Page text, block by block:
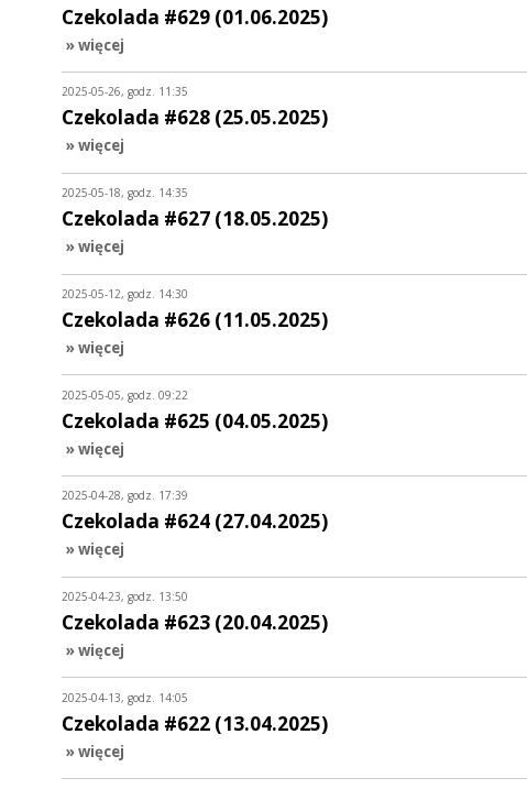
Czekolada #629 (01.06.2025)
» więcej
2025-05-26, godz. 11:35
Czekolada #628 (25.05.2025)
» więcej
2025-05-18, godz. 14:35
Czekolada #627 (18.05.2025)
» więcej
2025-05-12, godz. 14:30
Czekolada #626 (11.05.2025)
» więcej
2025-05-05, godz. 09:22
Czekolada #625 (04.05.2025)
» więcej
2025-04-28, godz. 17:39
Czekolada #624 (27.04.2025)
» więcej
2025-04-23, godz. 13:50
Czekolada #623 (20.04.2025)
» więcej
2025-04-13, godz. 14:05
Czekolada #622 (13.04.2025)
» więcej